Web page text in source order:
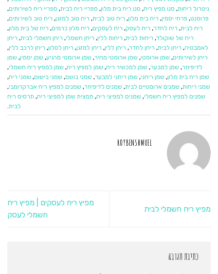
ניטרול ריחות, סנו מפיץ ריח, סנו ריח בית מלון, ספריי ריח לבית, ספריי ריח לשירותים,
פרוסנט, פרחי יסמין, ריח בית מלון, ריח טוב לבית, ריח טוב למזגן, ריח טוב לשירותים,
ריח לבית, ריח לחדר, ריח לעסק, ריח לעסקים, ריח מלון כרמים, ריח של בית מלון,
ריח של שוקולד, ריחות לבית, ריחות ללין, ריחן חשמלי, ריחן חשמלי לבית, ריחן
לאמבטיה, ריחן לבית, ריחן לחדר, ריחן ללין, ריחן למזגן, ריחן לסלון, ריחן לרכב ללין,
ריחן לשירותים, שמן ארומטי, שמן ארומטי מחיר, שמן ארומטי מרגיע, שמן יסמין, שמן
לדיפיוזר, שמן למבער, שמן למכשיר ריח, שמן למפיץ ריח, שמן למפיץ ריח חשמלי,
שמן ריח בית מלון, שמן ריחני, שמן ריחני למבער, שמני בושם, שמני בישום, שמני ריח,
שמני ריחות, שמנים ארומטיים לבית, שמנים לדיפיוזר, שמנים למפיץ ריח אברקרומבי,
שמנים למפיץ ריח חשמלי, שמנים למפיצי ריח, תמצית שמן למפיצי ריח, תרסיס ריח
לבית
ROYBENSHMUEL
מפיץ ריח חשמלי לבית
מפיץ ריח לעסקים | מפיץ ריח
חשמלי לעסק
כתיבת תגובה